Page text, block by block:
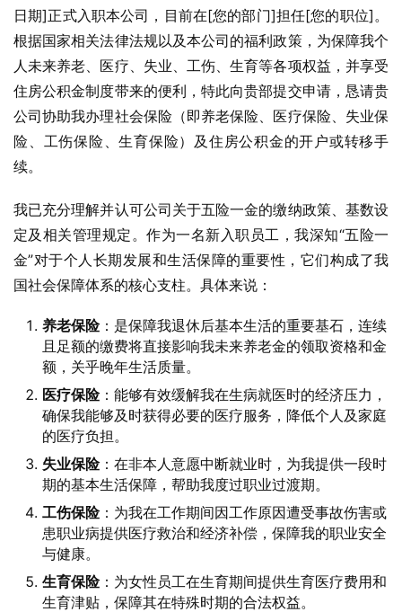
日期]正式入职本公司，目前在[您的部门]担任[您的职位]。
根据国家相关法律法规以及本公司的福利政策，为保障我个
人未来养老、医疗、失业、工伤、生育等各项权益，并享受
住房公积金制度带来的便利，特此向贵部提交申请，恳请贵
公司协助我办理社会保险（即养老保险、医疗保险、失业保
险、工伤保险、生育保险）及住房公积金的开户或转移手
续。
我已充分理解并认可公司关于五险一金的缴纳政策、基数设
定及相关管理规定。作为一名新入职员工，我深知“五险一
金”对于个人长期发展和生活保障的重要性，它们构成了我
国社会保障体系的核心支柱。具体来说：
养老保险：是保障我退休后基本生活的重要基石，连续
且足额的缴费将直接影响我未来养老金的领取资格和金
额，关乎晚年生活质量。
医疗保险：能够有效缓解我在生病就医时的经济压力，
确保我能够及时获得必要的医疗服务，降低个人及家庭
的医疗负担。
失业保险：在非本人意愿中断就业时，为我提供一段时
期的基本生活保障，帮助我度过职业过渡期。
工伤保险：为我在工作期间因工作原因遭受事故伤害或
患职业病提供医疗救治和经济补偿，保障我的职业安全
与健康。
生育保险：为女性员工在生育期间提供生育医疗费用和
生育津贴，保障其在特殊时期的合法权益。